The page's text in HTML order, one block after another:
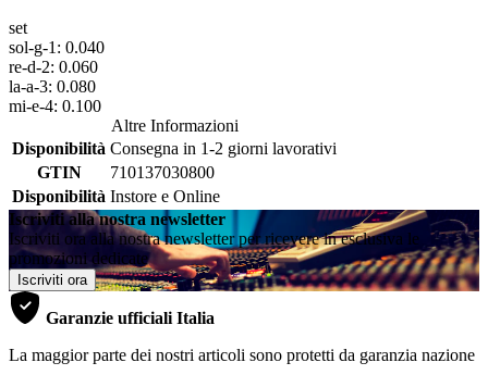
set
sol-g-1: 0.040
re-d-2: 0.060
la-a-3: 0.080
mi-e-4: 0.100
Altre Informazioni
Disponibilità Consegna in 1-2 giorni lavorativi
GTIN
710137030800
Disponibilità Instore e Online
Iscriviti alla nostra newsletter
Iscriviti ora alla nostra newsletter per ricevere in esclusiva le
promozioni dedicate
Iscriviti ora
Garanzie ufficiali Italia
La maggior parte dei nostri articoli sono protetti da garanzia nazione